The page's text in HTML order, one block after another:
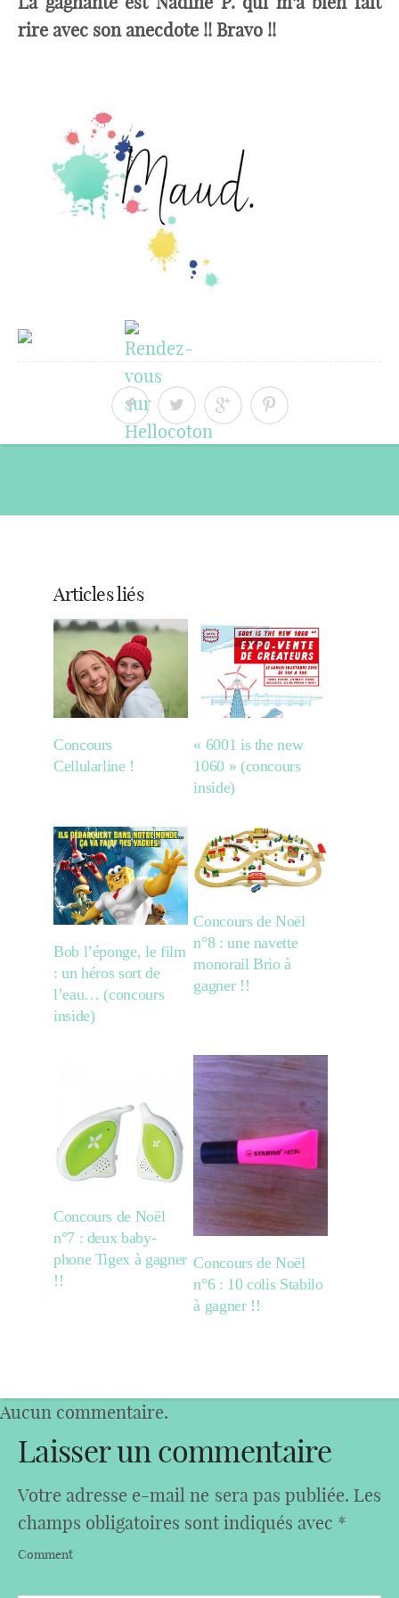
rire avec son anecdote !! Bravo !!
Articles liés
Concours
Cellularline !
« 6001 is the new
1060 » (concours
inside)
Bob l’éponge, le film
: un héros sort de
l’eau… (concours
inside)
Concours de Noël
n°8 : une navette
monorail Brio à
gagner !!
Concours de Noël
n°7 : deux baby-
phone Tigex à gagner
!!
Concours de Noël
n°6 : 10 colis Stabilo
à gagner !!
Aucun commentaire.
Laisser un commentaire
Votre adresse e-mail ne sera pas publiée. Les
champs obligatoires sont indiqués avec *
Comment